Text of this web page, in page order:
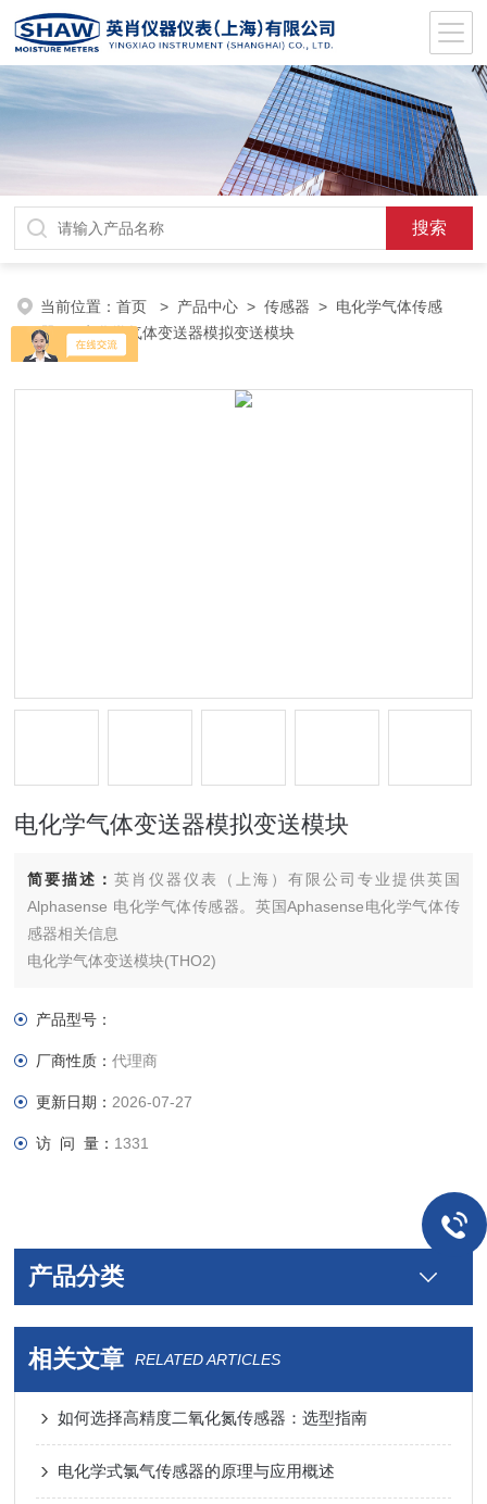
当前位置：首页 > 产品中心 >传感器 > 电化学气体传感
器
> 电化学气体变送器模拟变送模块
电化学气体变送器模拟变送模块
简要描述：英肖仪器仪表（上海）有限公司专业提供英国
Alphasense 电化学气体传感器。英国Aphasense电化学气体传
感器相关信息
电化学气体变送模块(THO2)
宽电压供电：7.5-35VDC
产品型号：
厂商性质：代理商
更新日期： 2026-07-27
访 问 量： 1331
产品分类
相关文章 RELATED ARTICLES
如何选择高精度二氧化氮传感器：选型指南
电化学式氯气传感器的原理与应用概述